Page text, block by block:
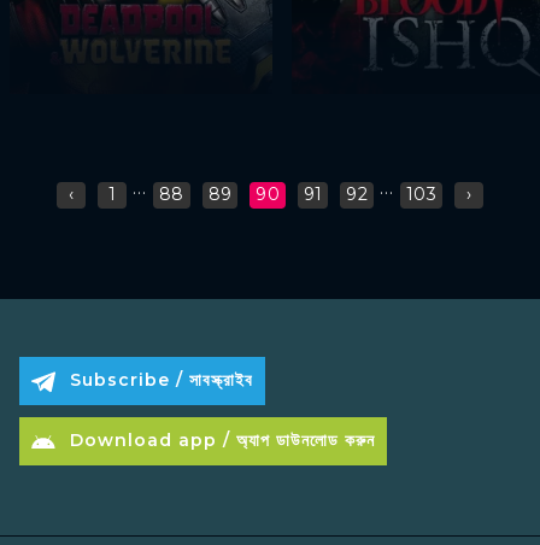
‹ 1 ... 88 89 90 91 92 ... 103 ›
Subscribe / সাবস্ক্রাইব
Download app / অ্যাপ ডাউনলোড করুন